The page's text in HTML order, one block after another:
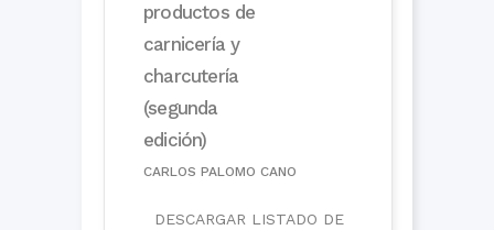
productos de
carnicería y
charcutería
(segunda
edición)
CARLOS PALOMO CANO
DESCARGAR LISTADO DE